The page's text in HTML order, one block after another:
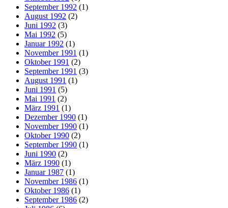
September 1992 (1)
August 1992 (2)
Juni 1992 (3)
Mai 1992 (5)
Januar 1992 (1)
November 1991 (1)
Oktober 1991 (2)
September 1991 (3)
August 1991 (1)
Juni 1991 (5)
Mai 1991 (2)
März 1991 (1)
Dezember 1990 (1)
November 1990 (1)
Oktober 1990 (2)
September 1990 (1)
Juni 1990 (2)
März 1990 (1)
Januar 1987 (1)
November 1986 (1)
Oktober 1986 (1)
September 1986 (2)